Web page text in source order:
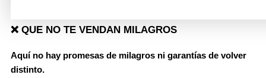
❌ QUE NO TE VENDAN MILAGROS
Aquí no hay promesas de milagros ni garantías de volver
distinto.